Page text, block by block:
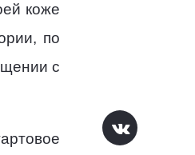
коже
по
с